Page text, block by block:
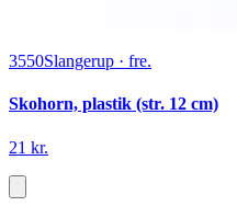
3550Slangerup · fre.
Skohorn, plastik (str. 12 cm)
21 kr.